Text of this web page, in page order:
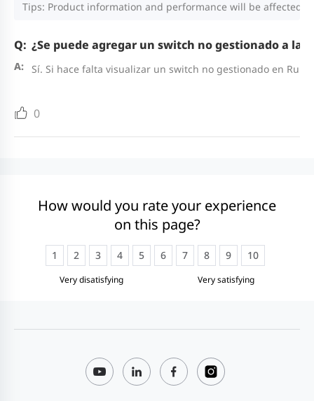
Tips: Product information and performance will be affected
¿Se puede agregar un switch no gestionado a la
Sí. Si hace falta visualizar un switch no gestionado en
0
How would you rate your experience
on this page?
Very disatisfying
1 2 3 4 5 6 7 8 9 10
Very satisfying